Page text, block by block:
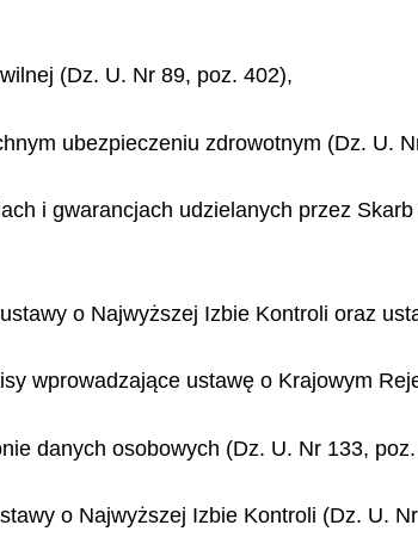
(Dz. U. Nr 89, poz. 402),
ubezpieczeniu zdrowotnym (Dz. U.
i gwarancjach udzielanych przez
o Najwyższej Izbie Kontroli oraz
wprowadzające ustawę o Krajowym
danych osobowych (Dz. U. Nr 133,
o Najwyższej Izbie Kontroli (Dz. U.